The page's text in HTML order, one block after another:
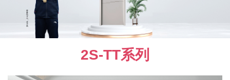
2S-TT系列